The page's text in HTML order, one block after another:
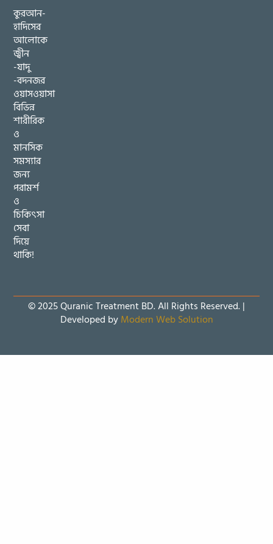
কুরআন-
হাদিসের
আলোকে
জ্বীন
-যাদু
-বদনজর
ওয়াসওয়াসা
বিভিন্ন
শারীরিক
ও
মানসিক
সমস্যার
জন্য
পরামর্শ
ও
চিকিৎসা
সেবা
দিয়ে
থাকি!
© 2025 Quranic Treatment BD. All Rights Reserved. |
Developed byModern Web Solution